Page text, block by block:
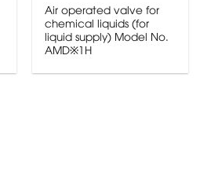
Air operated valve for
chemical liquids (for
liquid supply) Model No.
AMD※1H